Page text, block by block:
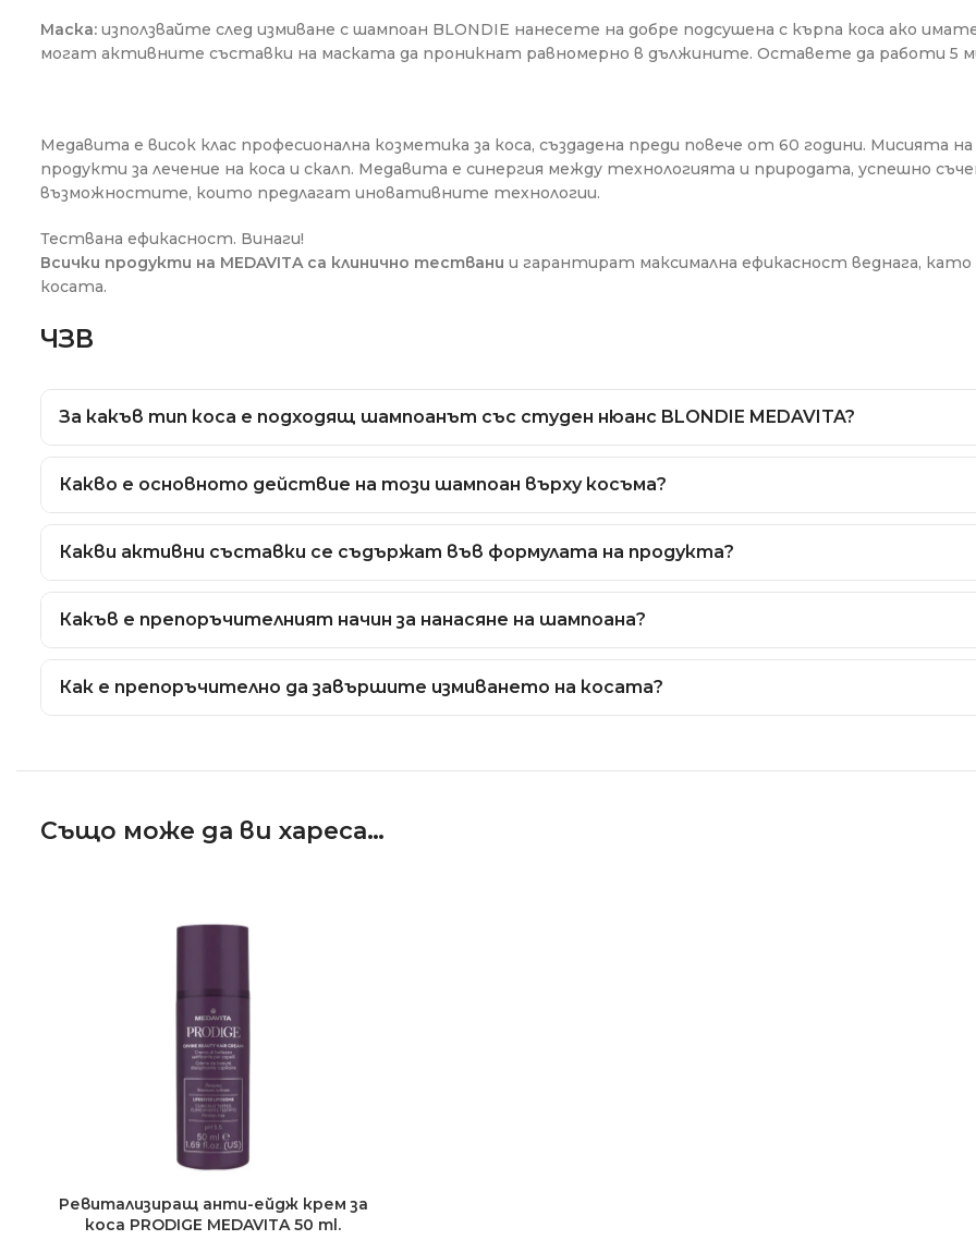
Маска: използвайте след измиване с шампоан BLONDIE нанесете на добре подсушена с кърпа коса ако
могат активните съставки на маската да проникнат равномерно в дължините. Оставете да работи 5
Медавита е висок клас професионална козметика за коса, създадена преди повече от 60 години. Мисията
продукти за лечение на коса и скалп. Медавита е синергия между технологията и природата, успешно
възможностите, които предлагат иновативните технологии.
Тествана ефикасност. Винаги!
Всички продукти на MEDAVITA са клинично тествани и гарантират максимална ефикасност веднага,
косата.
ЧЗВ
За какъв тип коса е подходящ шампоанът със студен нюанс BLONDIE MEDAVITA?
излишно оцветяване.
Какво е основното действие на този шампоан върху косъма?
косъма мек и изпълнен с блясък.
Какви активни съставки се съдържат във формулата на продукта?
десет аминокиселини за изграждане на здрава структура.
Какъв е препоръчителният начин за нанасяне на шампоана?
масажни движения и изплакнете обилно с вода.
Как е препоръчително да завършите измиването на косата?
Също може да ви хареса…
Ревитализиращ анти-ейдж крем за
коса PRODIGE MEDAVITA 50 ml.